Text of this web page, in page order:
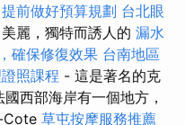
前做好預算規劃 台北眼
美麗，獨特而誘人的 漏水
確保修復效果 台南地區
照課程 - 這是著名的克
西部海岸有一個地方，
Cote 草屯按摩服務推薦